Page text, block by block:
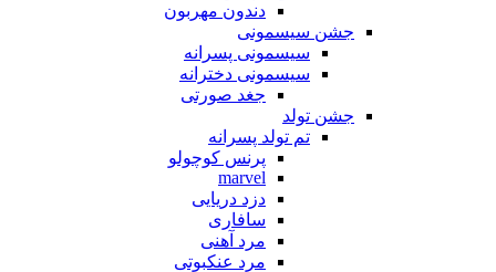
دندون مهربون
جشن سیسمونی
سیسمونی پسرانه
سیسمونی دخترانه
جغد صورتی
جشن تولد
تم تولد پسرانه
پرنس کوچولو
marvel
دزد دریایی
سافاری
مرد آهنی
مرد عنکبوتی